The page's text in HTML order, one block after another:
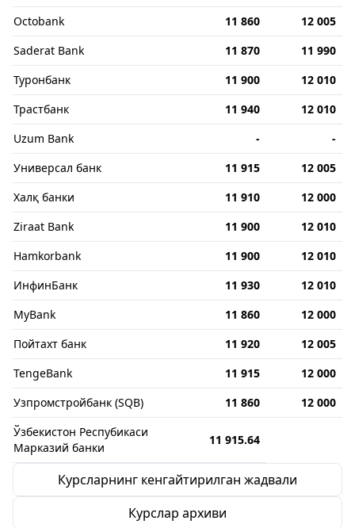
Octobank
11 860
12 005
Saderat Bank
11 870
11 990
Туронбанк
11 900
12 010
Трастбанк
11 940
12 010
Uzum Bank
-
-
Универсал банк
11 915
12 005
Халқ банки
11 910
12 000
Ziraat Bank
11 900
12 010
Hamkorbank
11 900
12 010
ИнфинБанк
11 930
12 010
MyBank
11 860
12 000
Пойтахт банк
11 920
12 005
TengeBank
11 915
12 000
Узпромстройбанк (SQB)
11 860
12 000
Ўзбекистон Респубикаси
Марказий банки
11 915.64
Курсларнинг кенгайтирилган жадвали
Курслар архиви